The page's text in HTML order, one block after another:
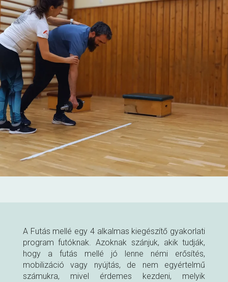
A Futás mellé egy 4 alkalmas kiegészítő gyakorlati
program futóknak. Azoknak szánjuk, akik tudják,
hogy a futás mellé jó lenne némi erősítés,
mobilizáció vagy nyújtás, de nem egyértelmű
számukra, mivel érdemes kezdeni, melyik